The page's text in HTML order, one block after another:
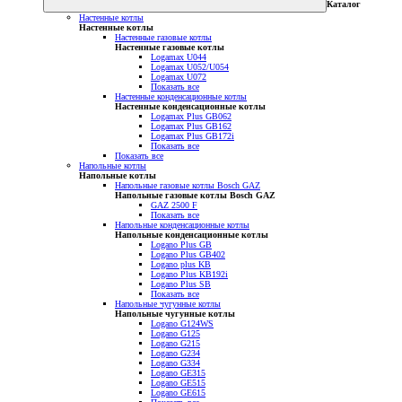
Каталог
Настенные котлы
Настенные котлы
Настенные газовые котлы
Настенные газовые котлы
Logamax U044
Logamax U052/U054
Logamax U072
Показать все
Настенные конденсационные котлы
Настенные конденсационные котлы
Logamax Plus GB062
Logamax Plus GB162
Logamax Plus GB172i
Показать все
Показать все
Напольные котлы
Напольные котлы
Напольные газовые котлы Bosch GAZ
Напольные газовые котлы Bosch GAZ
GAZ 2500 F
Показать все
Напольные конденсационные котлы
Напольные конденсационные котлы
Logano Plus GB
Logano Plus GB402
Logano plus KB
Logano Plus KB192i
Logano Plus SB
Показать все
Напольные чугунные котлы
Напольные чугунные котлы
Logano G124WS
Logano G125
Logano G215
Logano G234
Logano G334
Logano GE315
Logano GE515
Logano GE615